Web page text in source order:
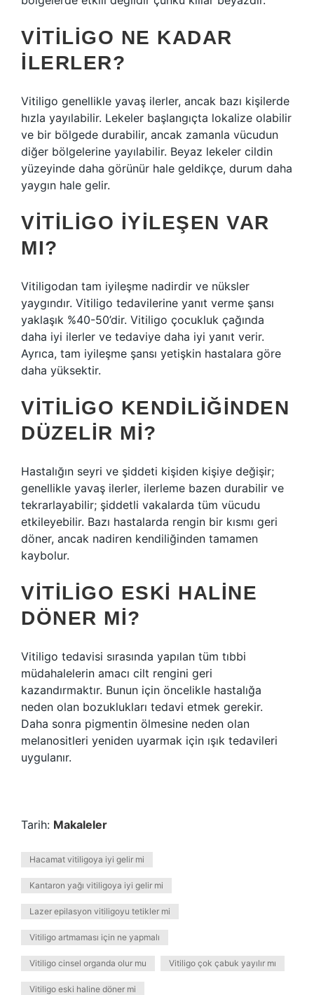
VITILIGO NE KADAR
ILERLER?
Vitiligo genellikle yavaş ilerler, ancak bazı kişilerde
hızla yayılabilir. Lekeler başlangıçta lokalize olabilir
ve bir bölgede durabilir, ancak zamanla vücudun
diğer bölgelerine yayılabilir. Beyaz lekeler cildin
yüzeyinde daha görünür hale geldikçe, durum daha
yaygın hale gelir.
VITILIGO IYILEŞEN VAR
MI?
Vitiligodan tam iyileşme nadirdir ve nüksler
yaygındır. Vitiligo tedavilerine yanıt verme şansı
yaklaşık %40-50’dir. Vitiligo çocukluk çağında
daha iyi ilerler ve tedaviye daha iyi yanıt verir.
Ayrıca, tam iyileşme şansı yetişkin hastalara göre
daha yüksektir.
VITILIGO KENDILIĞINDEN
DÜZELIR MI?
Hastalığın seyri ve şiddeti kişiden kişiye değişir;
genellikle yavaş ilerler, ilerleme bazen durabilir ve
tekrarlayabilir; şiddetli vakalarda tüm vücudu
etkileyebilir. Bazı hastalarda rengin bir kısmı geri
döner, ancak nadiren kendiliğinden tamamen
kaybolur.
VITILIGO ESKI HALINE
DÖNER MI?
Vitiligo tedavisi sırasında yapılan tüm tıbbi
müdahalelerin amacı cilt rengini geri
kazandırmaktır. Bunun için öncelikle hastalığa
neden olan bozuklukları tedavi etmek gerekir.
Daha sonra pigmentin ölmesine neden olan
melanositleri yeniden uyarmak için ışık tedavileri
uygulanır.
Tarih: Makaleler
Hacamat vitiligoya iyi gelir mi
Kantaron yağı vitiligoya iyi gelir mi
Lazer epilasyon vitiligoyu tetikler mi
Vitiligo artmaması için ne yapmalı
Vitiligo cinsel organda olur mu Vitiligo çok çabuk yayılır mı
Vitiligo eski haline döner mi